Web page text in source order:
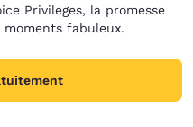
Privileges, la promesse
moments fabuleux.